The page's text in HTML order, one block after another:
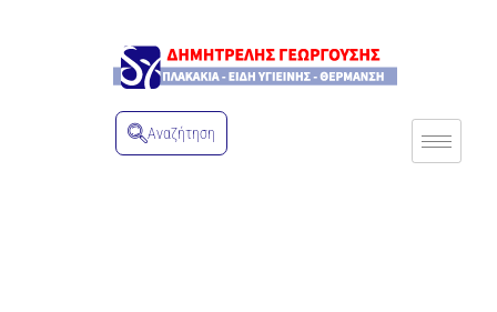
Αναζήτηση